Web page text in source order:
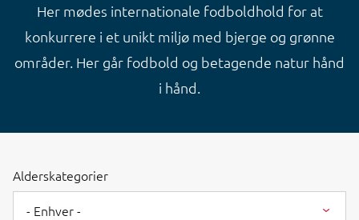
Her mødes internationale fodboldhold for at
konkurrere i et unikt miljø med bjerge og grønne
områder. Her går fodbold og betagende natur hånd
i hånd.
Alderskategorier
- Enhver -